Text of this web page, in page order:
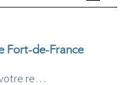
Fort-de-France